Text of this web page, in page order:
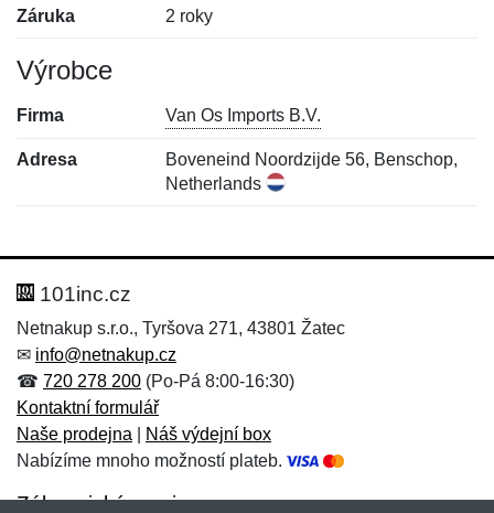
Záruka 2 roky
Výrobce
Firma Van Os Imports B.V.
Adresa
Boveneind Noordzijde 56, Benschop,
Netherlands
Hodnocení:
Jméno: *
Jméno:
E-mail:*
101inc.cz
Netnakup s.r.o., Tyršova 271, 43801 Žatec
✉ info@netnakup.cz
☎ 720 278 200 (Po-Pá 8:00-16:30)
Kontaktní formulář
Naše prodejna
Náš výdejní box
Nabízíme mnoho možností plateb.
Zákaznický servis